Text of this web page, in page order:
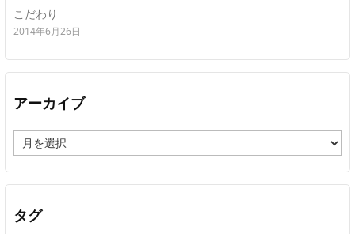
こだわり
2014年6月26日
アーカイブ
ー
カ
イ
タグ